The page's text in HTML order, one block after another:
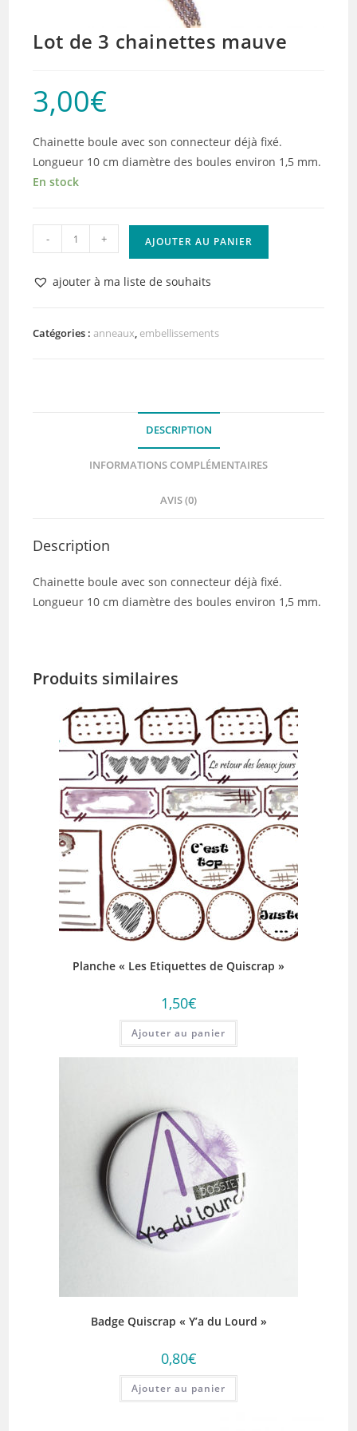
Lot de 3 chainettes mauve
3,00€
Chainette boule avec son connecteur déjà fixé.
Longueur 10 cm diamètre des boules environ 1,5 mm.
En stock
quantité
de
Lot
chainettes
- + AJOUTER AU PANIER
ajouter à ma liste de souhaits
Catégories :anneaux, embellissements
DESCRIPTION
INFORMATIONS COMPLÉMENTAIRES
AVIS (0)
Description
Chainette boule avec son connecteur déjà fixé.
Longueur 10 cm diamètre des boules environ 1,5 mm.
Produits similaires
Planche « Les Etiquettes de Quiscrap »
1,50€
Ajouter au panier
Badge Quiscrap « Y’a du Lourd »
0,80€
Ajouter au panier